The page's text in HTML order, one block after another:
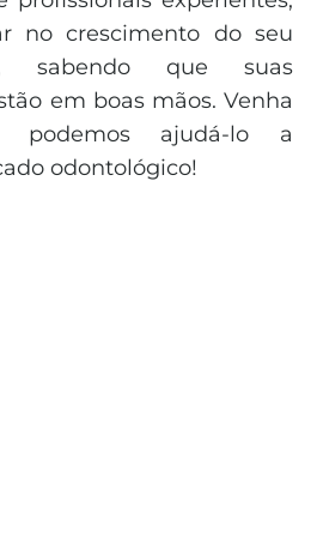
no crescimento do seu
sabendo que suas
em boas mãos. Venha
podemos ajudá-lo a
odontológico!